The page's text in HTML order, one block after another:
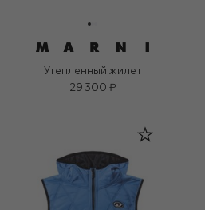
Утепленный жилет
29 300 ₽